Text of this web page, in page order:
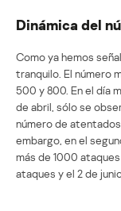
Dinámica del
Como ya hemos
tranquilo. El número
500 y 800. En el día
de abril, sólo se
número de
embargo, en el
más de 1000
ataques y el 2 de junio